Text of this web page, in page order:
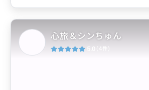
心旅＆シンちゅん
5.0 (4件)